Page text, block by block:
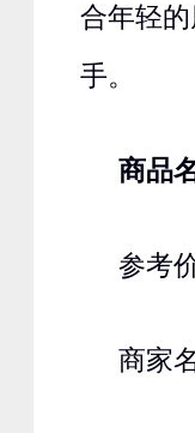
合年轻
手。
商品
参考
商家